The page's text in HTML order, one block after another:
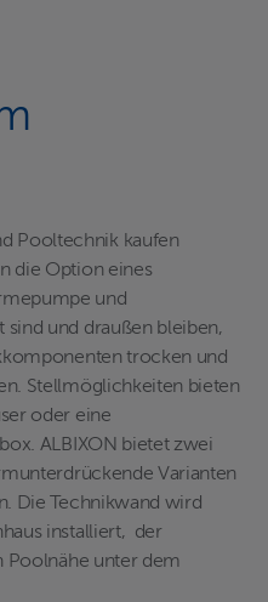
Pooltechnik kaufen
die Option eines
und
und draußen bleiben,
trocken und
Stellmöglichkeiten bieten
oder eine
ALBIXON bietet zwei
Varianten
Die Technikwand wird
installiert, der
Poolnähe unter dem